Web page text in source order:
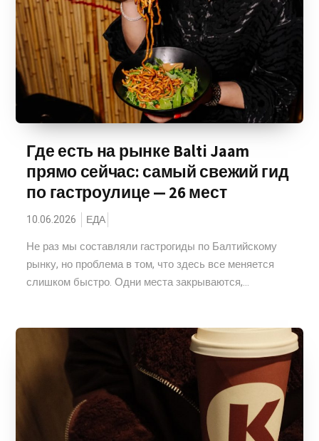
Где есть на рынке Balti Jaam
прямо сейчас: самый свежий гид
по гастроулице — 26 мест
10.06.2026 ЕДА
Не раз мы составляли гастрогиды по Балтийскому
рынку, но проблема в том, что здесь все меняется
слишком быстро. Одни места закрываются,...